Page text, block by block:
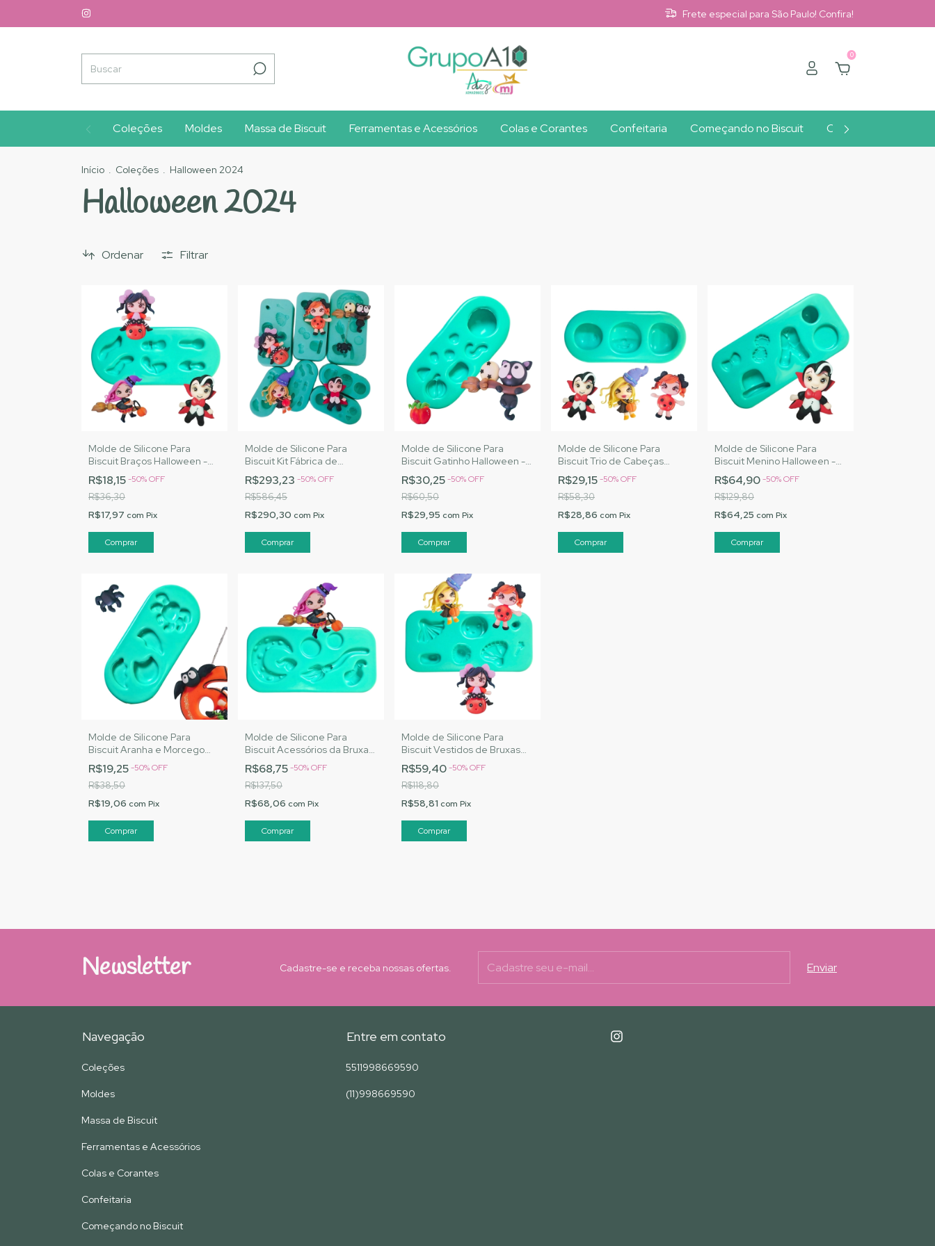
Frete especial para São Paulo! Confira!
0
Coleções Moldes Massa de Biscuit Ferramentas e Acessórios Colas e Corantes Confeitaria Começando no Biscuit Clube A10
Início . Coleções . Halloween 2024
Halloween 2024
Ordenar Filtrar
Molde de Silicone Para
Biscuit Braços Halloween -
MJ Artesanatos | Cód. A017
R$18,15-50%OFF
R$36,30
R$17,97 com Pix
Molde de Silicone Para
Biscuit Kit Fábrica de
Halloween - MJ Artesanatos
| Cód. M004
R$293,23 -50%OFF
R$586,45
R$290,30 com Pix
Molde de Silicone Para
Biscuit Gatinho Halloween -
MJ Artesanatos | Cód. A016
R$30,25-50%OFF
R$60,50
R$29,95 com Pix
Molde de Silicone Para
Biscuit Trio de Cabeças
Halloween - MJ Artesanatos
| Cód. A018
R$29,15-50%OFF
R$58,30
R$28,86 com Pix
Molde de Silicone Para
Biscuit Menino Halloween -
MJ Artesanatos | Cód. A019
R$64,90-50%OFF
R$129,80
R$64,25 com Pix
Molde de Silicone Para
Biscuit Aranha e Morcego
Halloween - MJ Artesanatos
| Cód. A020
R$19,25-50%OFF
R$38,50
R$19,06 com Pix
Molde de Silicone Para
Biscuit Acessórios da Bruxa
Halloween - MJ Artesanatos
| Cód. A021
R$68,75-50%OFF
R$137,50
R$68,06 com Pix
Molde de Silicone Para
Biscuit Vestidos de Bruxas
Halloween - MJ Artesanatos
| Cód. A022
R$59,40-50%OFF
R$118,80
R$58,81 com Pix
Newsletter Cadastre-se e receba nossas ofertas.
Navegação
Coleções
Moldes
Massa de Biscuit
Ferramentas e Acessórios
Colas e Corantes
Confeitaria
Começando no Biscuit
Entre em contato
5511998669590
(11)998669590